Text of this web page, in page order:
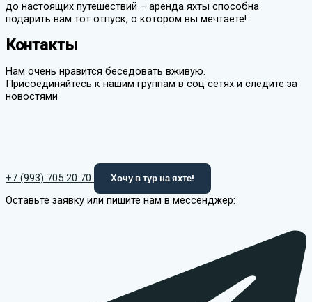
до настоящих путешествий – аренда яхты способна
подарить вам тот отпуск, о котором вы мечтаете!
Контакты
Нам очень нравится беседовать вживую.
Присоединяйтесь к нашим группам в соц сетях и следите за
новостями
+7 (993) 705 20 70 Хочу в тур на яхте!
Оставьте заявку или пишите нам в мессенджер: